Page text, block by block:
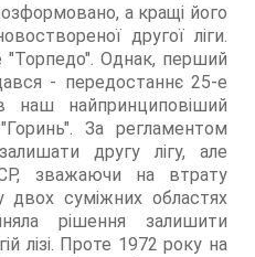
а кращі його
другої ліги.
Однак, перший
- передостаннє 25-е
наш найпринциповіший
За регламентом
другу лігу, але
зважаючи на втрату
двох суміжних областях
рішення залишити
лізі. Проте 1972 року на